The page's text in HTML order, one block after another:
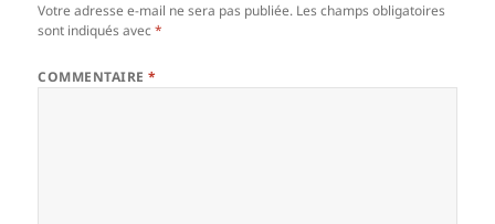
Votre adresse e-mail ne sera pas publiée. Les champs obligatoires
sont indiqués avec*
COMMENTAIRE*